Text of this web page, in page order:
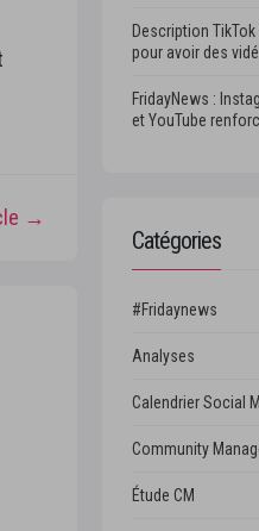
→
Description
pour avoir des
FridayNews :
et YouTube
Catégories
#Fridaynews
Analyses
Calendrier Social
Community
Étude CM